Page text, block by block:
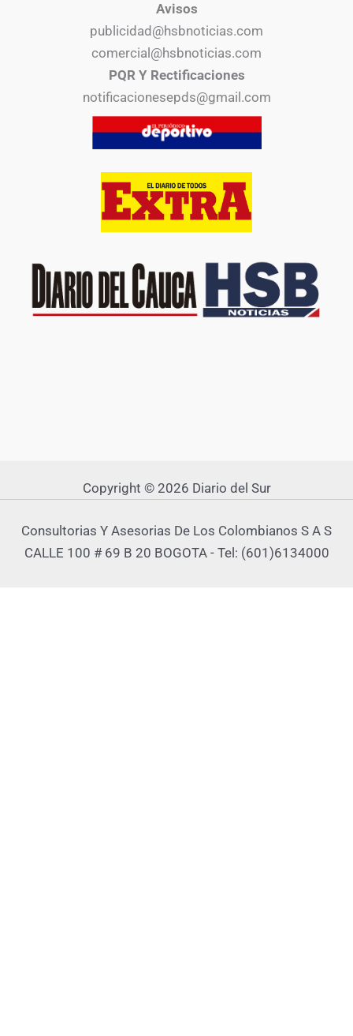
Avisos
publicidad@hsbnoticias.com
comercial@hsbnoticias.com
PQR Y Rectificaciones
notificacionesepds@gmail.com
Copyright © 2026 Diario del Sur
Consultorias Y Asesorias De Los Colombianos S A S
CALLE 100 # 69 B 20 BOGOTA - Tel: (601)6134000